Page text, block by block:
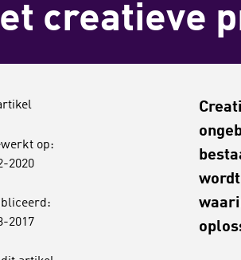
creatieve
op:
2020
2017